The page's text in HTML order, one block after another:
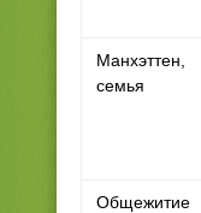
Манхэттен,
семья
Общежитие